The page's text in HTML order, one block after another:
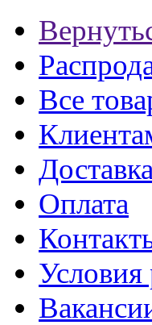
Все
Доставка
Оплата
Условия